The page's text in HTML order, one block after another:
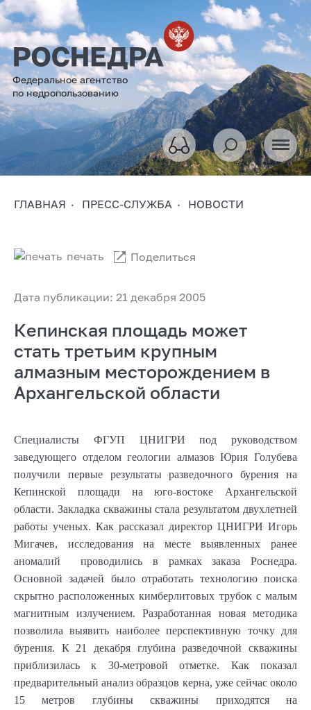
Федеральное агентство
по недропользованию
ГЛАВНАЯ ПРЕСС-СЛУЖБА НОВОСТИ
Дата публикации: 21 декабря 2005
печать Поделиться
Кепинская площадь может
стать третьим крупным
алмазным месторождением в
Архангельской области
Специалисты ФГУП ЦНИГРИ под руководством
заведующего отделом геологии алмазов Юрия Голубева
получили первые результаты разведочного бурения на
Кепинской площади на юго-востоке Архангельской
области. Закладка скважины стала результатом двухлетней
работы ученых. Как рассказал директор ЦНИГРИ Игорь
Мигачев, исследования на месте выявленных ранее
аномалий проводились в рамках заказа Роснедра.
Основной задачей было отработать технологию поиска
скрытно расположенных кимберлитовых трубок с малым
магнитным излучением. Разработанная новая методика
позволила выявить наиболее перспективную точку для
бурения. К 21 декабря глубина разведочной скважины
приблизилась к 30-метровой отметке. Как показал
предварительный анализ образцов керна, уже сейчас около
15 метров глубины скважины приходятся на